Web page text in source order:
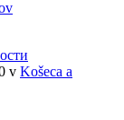
v Košeca a